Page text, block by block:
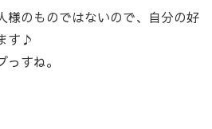
様のものではないので、自分の好
す♪
すね。